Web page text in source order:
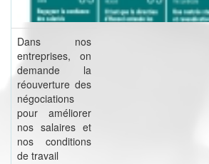
Dans nos
entreprises, on
demande la
réouverture des
négociations
pour améliorer
nos salaires et
nos conditions
de travail